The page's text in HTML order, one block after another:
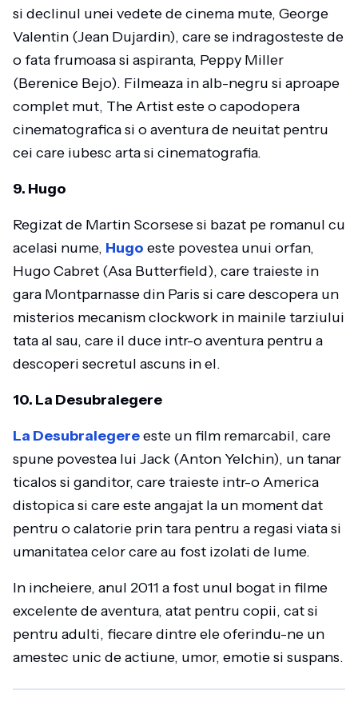
si declinul unei vedete de cinema mute, George
Valentin (Jean Dujardin), care se indragosteste de
o fata frumoasa si aspiranta, Peppy Miller
(Berenice Bejo). Filmeaza in alb-negru si aproape
complet mut, The Artist este o capodopera
cinematografica si o aventura de neuitat pentru
cei care iubesc arta si cinematografia.
9. Hugo
Regizat de Martin Scorsese si bazat pe romanul cu
acelasi nume, Hugo este povestea unui orfan,
Hugo Cabret (Asa Butterfield), care traieste in
gara Montparnasse din Paris si care descopera un
misterios mecanism clockwork in mainile tarziului
tata al sau, care il duce intr-o aventura pentru a
descoperi secretul ascuns in el.
10. La Desubralegere
La Desubralegereeste un film remarcabil, care
spune povestea lui Jack (Anton Yelchin), un tanar
ticalos si ganditor, care traieste intr-o America
distopica si care este angajat la un moment dat
pentru o calatorie prin tara pentru a regasi viata si
umanitatea celor care au fost izolati de lume.
In incheiere, anul 2011 a fost unul bogat in filme
excelente de aventura, atat pentru copii, cat si
pentru adulti, fiecare dintre ele oferindu-ne un
amestec unic de actiune, umor, emotie si suspans.